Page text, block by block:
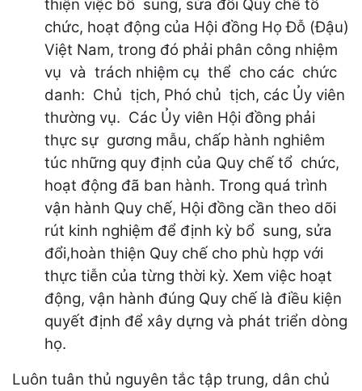
thiện việc bổ sung, sửa đổi Quy chế tổ
chức, hoạt động của Hội đồng Họ Đỗ (Đậu)
Việt Nam, trong đó phải phân công nhiệm
vụ và trách nhiệm cụ thể cho các chức
danh: Chủ tịch, Phó chủ tịch, các Ủy viên
thường vụ. Các Ủy viên Hội đồng phải
thực sự gương mẫu, chấp hành nghiêm
túc những quy định của Quy chế tổ chức,
hoạt động đã ban hành. Trong quá trình
vận hành Quy chế, Hội đồng cần theo dõi
rút kinh nghiệm để định kỳ bổ sung, sửa
đổi,hoàn thiện Quy chế cho phù hợp với
thực tiễn của từng thời kỳ. Xem việc hoạt
động, vận hành đúng Quy chế là điều kiện
quyết định để xây dựng và phát triển dòng
họ.
Luôn tuân thủ nguyên tắc tập trung, dân chủ